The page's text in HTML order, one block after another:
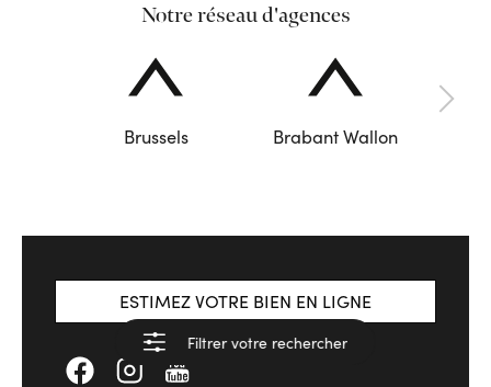
Filtrer votre rechercher
Notre réseau d'agences
Brussels Brabant Wallon
ESTIMEZ VOTRE BIEN EN LIGNE